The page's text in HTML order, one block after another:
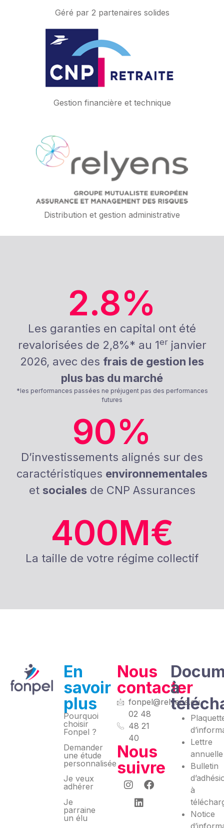
Géré par 2 partenaires solides
Gestion financière et technique
Distribution et gestion administrative
2.8%
Les garanties en capital ont été
revalorisées de 2,8%* au 1erjanvier
2026, avec des frais de gestion les
plus bas du marché
*les performances passées ne préjugent pas des performances
futures
90%
D’investissements alignés sur des
caractéristiques environnementales
et socialesde CNP Assurances
400M€
La taille de votre régime collectif
En
savoir
plus
Pourquoi
choisir
Fonpel ?
Demander
une étude
personnalisée
Je veux
adhérer
Je
parraine
un élu
Nous
contacter
fonpel@relyens.eu
02 48
48 21
40
Nous
suivre
à
Lettre
annuelle
Bulletin
à
Notice